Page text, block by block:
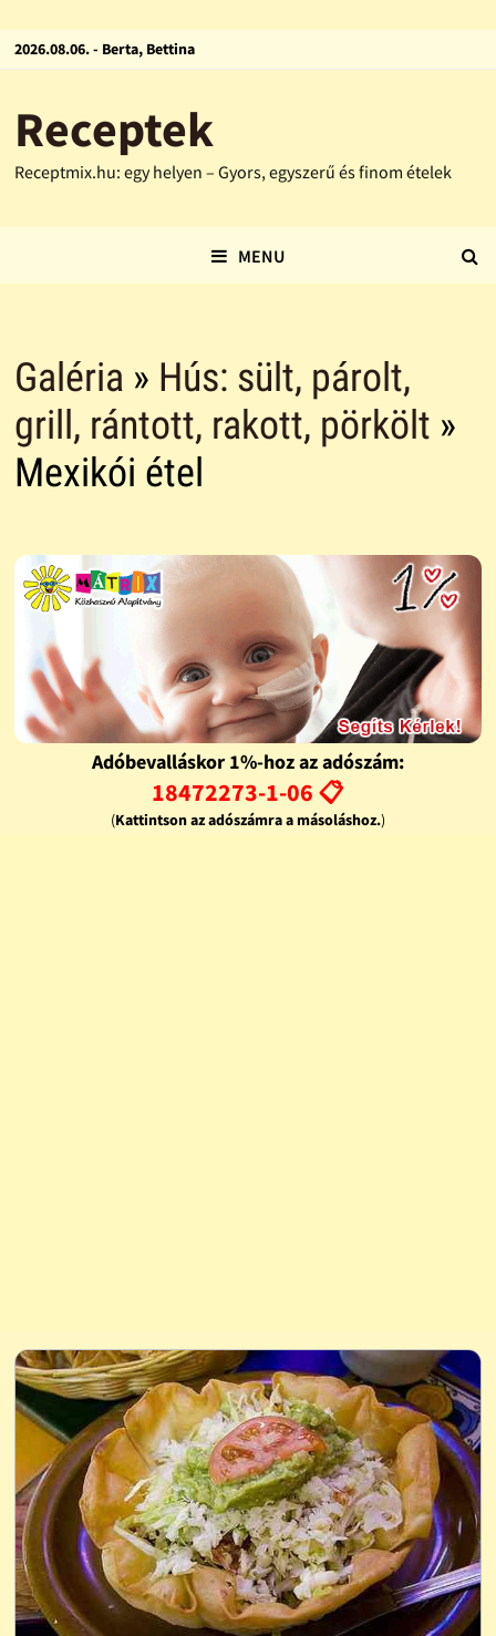
2026.08.06. - Berta, Bettina
Receptek
Receptmix.hu: egy helyen – Gyors, egyszerű és finom ételek
MENU
Galéria » Hús: sült, párolt,
grill, rántott, rakott, pörkölt »
Mexikói étel
Adóbevalláskor 1%-hoz az adószám:
18472273-1-06 📋
(Kattintson az adószámra a másoláshoz.)